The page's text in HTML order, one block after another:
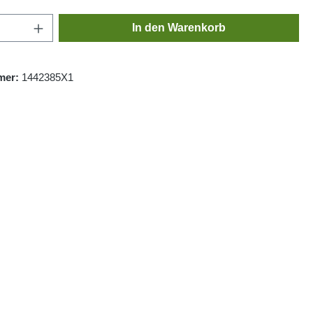
Anzahl: Gib den gewünschten Wert ein
In den Warenkorb
1442385X1